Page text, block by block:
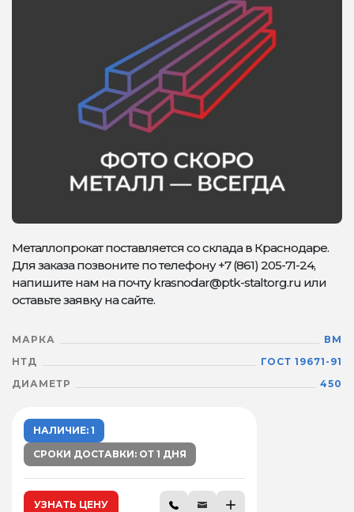
Металлопрокат поставляется со склада в Краснодаре.
Для заказа позвоните по телефону +7 (861) 205-71-24,
напишите нам на почту krasnodar@ptk-staltorg.ru или
оставьте заявку на сайте.
МАРКА
ВМ
НТД
ГОСТ 19671-91
ДИАМЕТР
450
НАЛИЧИЕ: 1
СРОКИ ДОСТАВКИ: ОТ 1 ДНЯ
УЗНАТЬ ЦЕНУ